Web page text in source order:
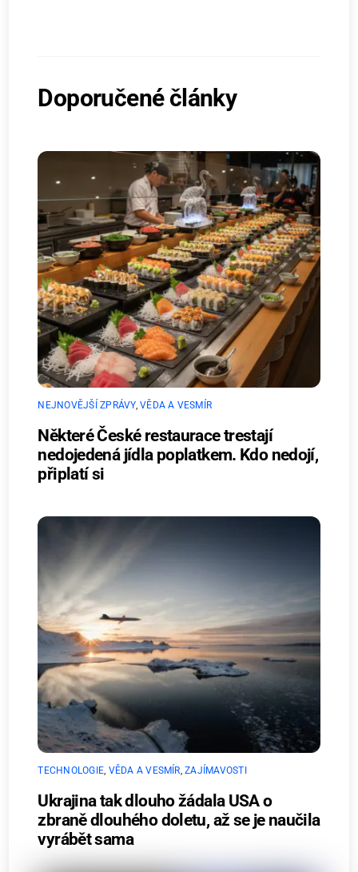
Doporučené články
NEJNOVĚJŠÍ ZPRÁVY,VĚDA A VESMÍR
Některé České restaurace trestají
nedojedená jídla poplatkem. Kdo nedojí,
připlatí si
TECHNOLOGIE VĚDA A VESMÍR ,ZAJÍMAVOSTI
Ukrajina tak dlouho žádala USA o
zbraně dlouhého doletu, až se je naučila
vyrábět sama